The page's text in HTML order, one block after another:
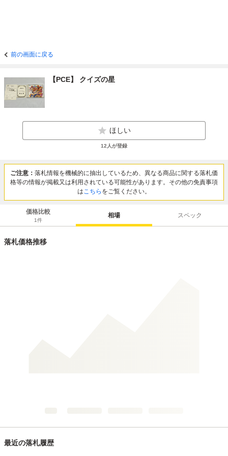
前の画面に戻る
【PCE】 クイズの星
ほしい
12 人が登録
ご注意： 落札情報を機械的に抽出しているため、異なる商品に関する落札価
格等の情報が掲載又は利用されている可能性があります。その他の免責事項
はこちら をご覧ください。
価格比較
1件
相場 スペック
落札価格推移
最近の落札履歴